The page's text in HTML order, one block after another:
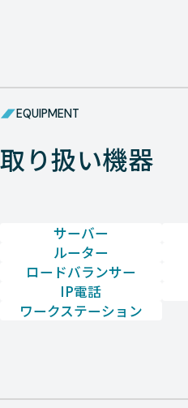
EQUIPMENT
取り扱い機器
サーバー
ルーター
ロードバランサー
IP電話
ワークステーション